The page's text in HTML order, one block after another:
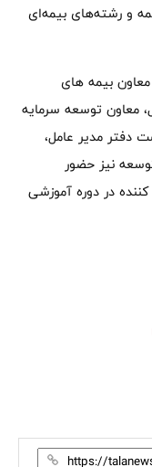
و رشته‌های بیمه‌ای
بیمه های
معاون توسعه سرمایه
دفتر مدیر عامل،
نیز حضور
در دوره آموزشی